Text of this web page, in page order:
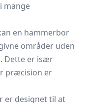
mange
en hammerbor
områder uden
Dette er især
præcision er
er designet til at